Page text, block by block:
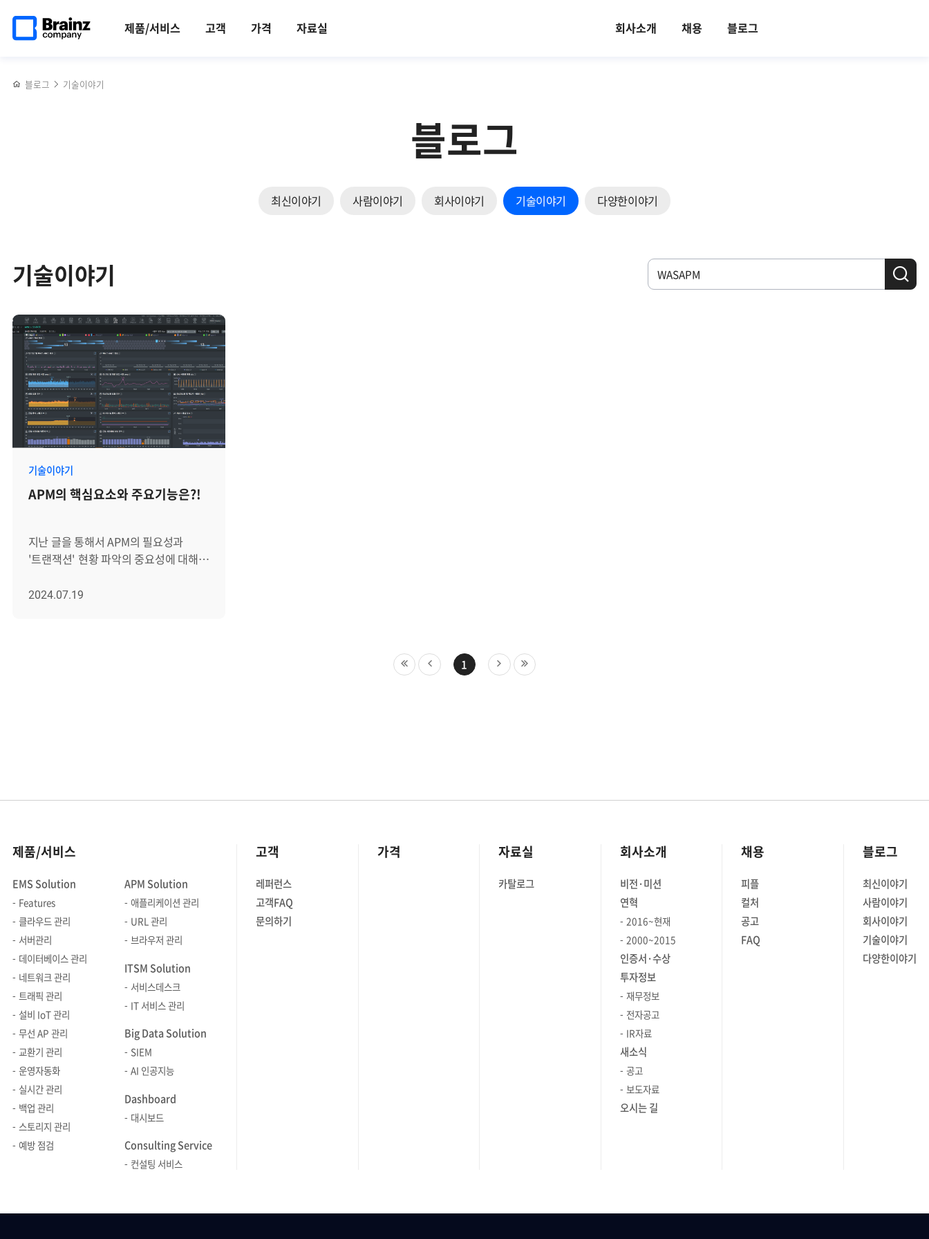
건너뛰기
제품/서비스 고객 가격 자료실 회사소개 채용 블로그
페이지로
블로그 기술이야기
블로그
최신이야기 사람이야기 회사이야기 기술이야기 다양한이야기
기술이야기
기술이야기
APM의 핵심요소와 주요기능은?!
지난 글을 통해서 APM의 필요성과
'트랜잭션' 현황 파악의 중요성에 대해서
트랜잭션을 어떤 방식으로 추적하는지
APM가 어떻게 트랜잭션1을 추적하는지
실행되는 작업 단위를 의미합니다.
그룹으로 묶어 처리하기 때문에, A라는
작업에서 일부가 성공했다고 하더라도
하나의 트랜잭션 처리가 비정상적으로
종료되면 모두 실패한 것이죠.
클라이언트(Client) 웹 서비스 사용자가
이용하는 디바이스 또는
브라우저입니다. 클라이언트에서
발생하는 요청과 응답을 추적하여
페이지 로딩 시간, 사용자 활동, 에러
발생 등을 파악할 수 있습니다. 이
정보들을 통해 사용자 경험을 분석하고
개선하는데 기초 자료로 사용되죠.
웹서버(Web Server) 클라이언트 요청을
받아, 적절한 답을 생성하여 보내는
서버입니다. 이 단계에서 APM은 서버
(예: Apache, Nginx) 로그와 성능
지표를 분석하여 요청 처리 시간, 데이터
애플리케이션 서버(WAS) WAS는 Web
2024.07.19
1
제품/서비스
EMS Solution
Features
클라우드 관리
서버관리
데이터베이스 관리
네트워크 관리
트래픽 관리
설비 IoT 관리
무선 AP 관리
교환기 관리
운영자동화
실시간 관리
백업 관리
스토리지 관리
예방 점검
APM Solution
애플리케이션 관리
URL 관리
브라우저 관리
ITSM Solution
서비스데스크
IT 서비스 관리
Big Data Solution
SIEM
AI 인공지능
Dashboard
대시보드
Consulting Service
컨설팅 서비스
고객
레퍼런스
고객FAQ
문의하기
가격 자료실
카탈로그
회사소개
비전·미션
연혁
2016~현재
2000~2015
인증서·수상
투자정보
재무정보
전자공고
IR자료
새소식
공고
보도자료
오시는 길
채용
피플
컬처
공고
FAQ
블로그
최신이야기
사람이야기
회사이야기
기술이야기
다양한이야기